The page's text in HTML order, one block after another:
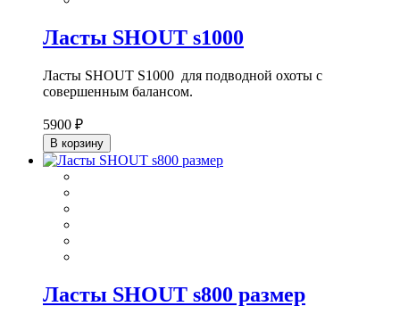
Ласты SHOUT s1000
Ласты SHOUT S1000 для подводной охоты с
совершенным балансом.
5900 ₽
В корзину
Ласты SHOUT s800 размер